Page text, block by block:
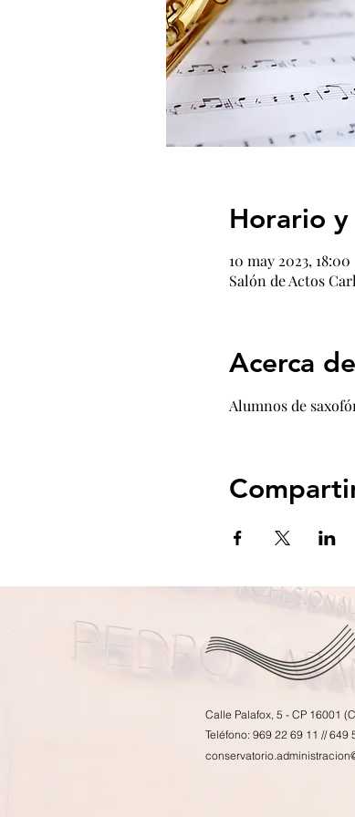
Horario
10 may 2023, 18:00
Salón de Actos
Acerca
Alumnos de
Calle Palafox, 5 - CP 16001
Teléfono: 969 22 69 11 // 649